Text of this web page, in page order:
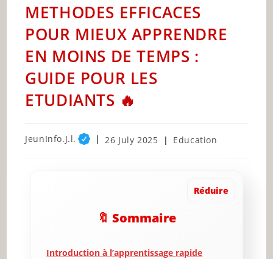
METHODES EFFICACES
POUR MIEUX APPRENDRE
EN MOINS DE TEMPS :
GUIDE POUR LES
ETUDIANTS 🔥
Post
JeunInfo.J.l.
Post
26 July 2025
Post
Education
Réduire
🔖 Sommaire
Introduction à l’apprentissage rapide